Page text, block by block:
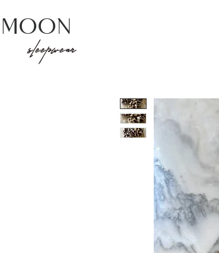
sleepwear
Moon